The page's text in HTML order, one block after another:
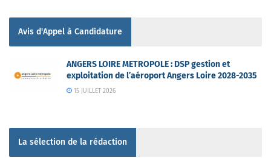
Avis d'Appel à Candidature
ANGERS LOIRE METROPOLE : DSP gestion et
exploitation de l’aéroport Angers Loire 2028-2035
15 JUILLET 2026
La sélection de la rédaction